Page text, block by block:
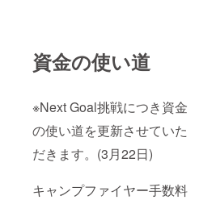
資金の使い道
※Next Goal挑戦につき資金
の使い道を更新させていた
だきます。(3月22日)
キャンプファイヤー手数料